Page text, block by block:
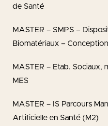
de Santé
MASTER – SMPS –
Biomatériaux –
MASTER – Etab. Sociaux,
MES
MASTER – IS Parcours
Artificielle en Santé (M2)